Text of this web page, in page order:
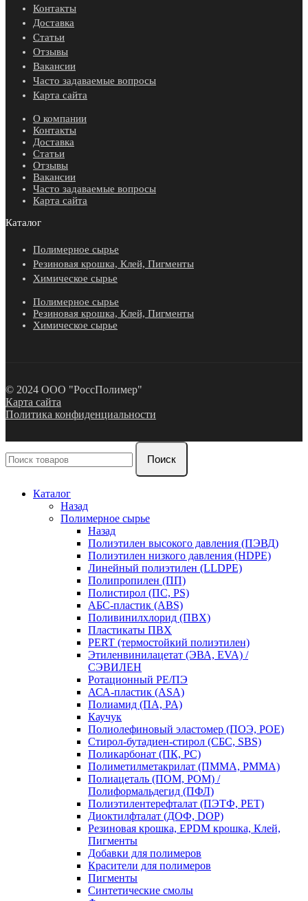
Контакты
Доставка
Статьи
Отзывы
Вакансии
Часто задаваемые вопросы
Карта сайта
О компании
Контакты
Доставка
Статьи
Отзывы
Вакансии
Часто задаваемые вопросы
Карта сайта
Каталог
Полимерное сырье
Резиновая крошка, Клей, Пигменты
Химическое сырье
Полимерное сырье
Резиновая крошка, Клей, Пигменты
Химическое сырье
© 2024 ООО "РоссПолимер"
Карта сайта
Политика конфиденциальности
Поиск
Каталог
Назад
Полимерное сырье
Назад
Полиэтилен высокого давления (ПЭВД)
Полиэтилен низкого давления (HDPE)
Линейный полиэтилен (LLDPE)
Полипропилен (ПП)
Полистирол (ПС, PS)
АБС-пластик (ABS)
Поливинилхлорид (ПВХ)
Пластикаты ПВХ
PERT (термостойкий полиэтилен)
Этиленвинилацетат (ЭВА, EVA) /
СЭВИЛЕН
Ротационный PE/ПЭ
АСА-пластик (ASA)
Полиамид (ПА, PA)
Каучук
Полиолефиновый эластомер (ПОЭ, POE)
Стирол-бутадиен-стирол (СБС, SBS)
Поликарбонат (ПК, PC)
Полиметилметакрилат (ПММА, PMMA)
Полиацеталь (ПОМ, POM) /
Полиформальдегид (ПФЛ)
Полиэтилентерефталат (ПЭТФ, PET)
Диоктилфталат (ДОФ, DOP)
Резиновая крошка, EPDM крошка, Клей,
Пигменты
Добавки для полимеров
Красители для полимеров
Пигменты
Синтетические смолы